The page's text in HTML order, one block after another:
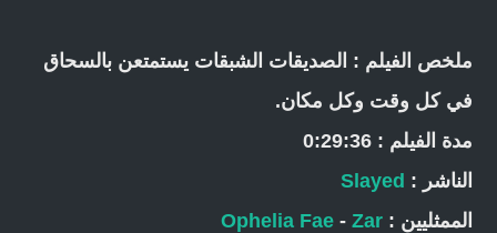
ملخص الفيلم : الصديقات الشبقات يستمتعن بالسحاق
في كل وقت وكل مكان.
مدة الفيلم : 0:29:36
الناشر : Slayed
الممثليين :
Ophelia Fae - Zar